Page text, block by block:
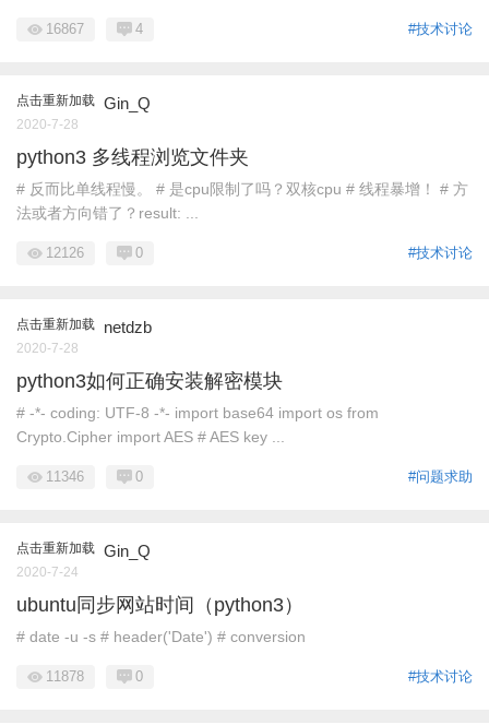
#技术讨论
16867 4
点击重新加载 Gin_Q
2020-7-28
python3 多线程浏览文件夹
# 反而比单线程慢。 # 是cpu限制了吗？双核cpu # 线程暴增！ # 方
法或者方向错了？result: ...
#技术讨论
12126 0
点击重新加载 netdzb
2020-7-28
python3如何正确安装解密模块
# -*- coding: UTF-8 -*- import base64 import os from
Crypto.Cipher import AES # AES key ...
#问题求助
11346 0
点击重新加载 Gin_Q
2020-7-24
ubuntu同步网站时间（python3）
# date -u -s # header('Date') # conversion
#技术讨论
11878 0